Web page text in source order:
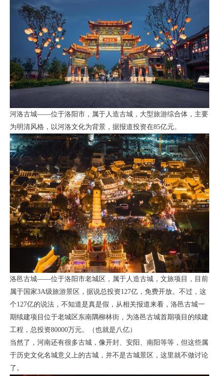
河洛古城——位于洛阳市，属于人造古城，大型旅游综合体，主要
为明清风格，以河洛文化为背景，据报道投资在85亿元。
洛邑古城——位于洛阳市老城区，属于人造古城，文旅项目，目前
属于国家3A级旅游景区，据说总投资127亿，免费开放。不过，这
个127亿的说法，不知道是真是假，从相关报道来看，洛邑古城一
期续建项目位于老城区东南隅柳林街，为洛邑古城首期项目的续建
工程，总投资80000万元。（也就是八亿）
当然了，河南还有很多古城，像开封、安阳、南阳等等，但这些属
于历史文化名城意义上的古城，并不是古城景区，这里就不做讨论
了。